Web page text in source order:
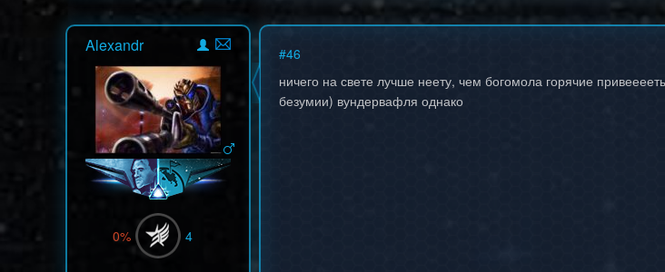
Alexandr
0% 4
#46
ничего на свете лучше неету, чем богомола горячие
безумии) вундервафля однако